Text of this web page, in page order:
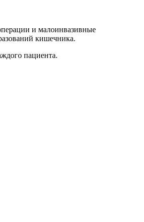
и малоинвазивные
кишечника.
пациента.